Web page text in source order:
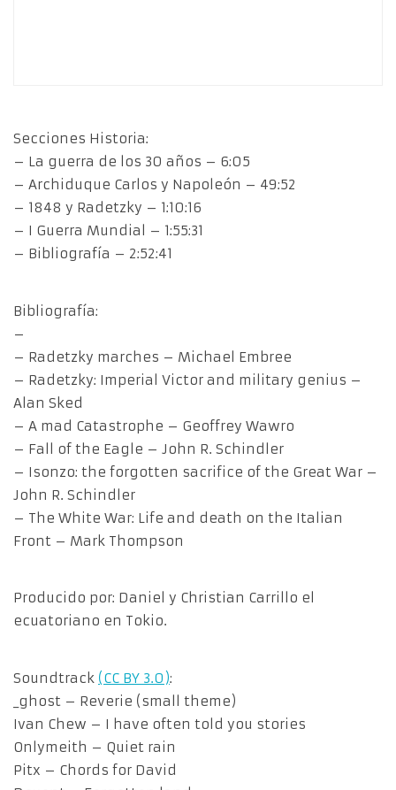
Secciones Historia:
– La guerra de los 30 años – 6:05
– Archiduque Carlos y Napoleón – 49:52
– 1848 y Radetzky – 1:10:16
– I Guerra Mundial – 1:55:31
– Bibliografía – 2:52:41
Bibliografía:
–
– Radetzky marches – Michael Embree
– Radetzky: Imperial Victor and military genius –
Alan Sked
– A mad Catastrophe – Geoffrey Wawro
– Fall of the Eagle – John R. Schindler
– Isonzo: the forgotten sacrifice of the Great War –
John R. Schindler
– The White War: Life and death on the Italian
Front – Mark Thompson
Producido por: Daniel y Christian Carrillo el
ecuatoriano en Tokio.
Soundtrack (CC BY 3.0):
_ghost – Reverie (small theme)
Ivan Chew – I have often told you stories
Onlymeith – Quiet rain
Pitx – Chords for David